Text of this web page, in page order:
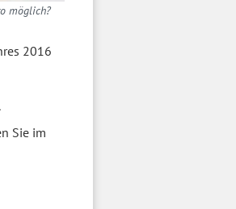
möglich?
2016
Sie im